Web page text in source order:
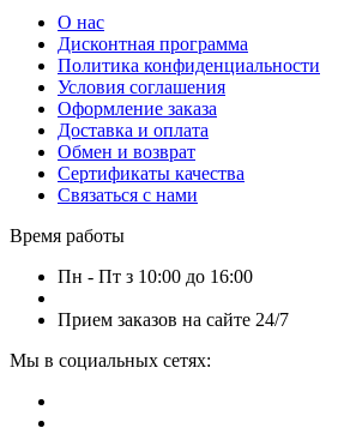
О нас
Дисконтная программа
Политика конфиденциальности
Условия соглашения
Оформление заказа
Доставка и оплата
Обмен и возврат
Сертификаты качества
Связаться с нами
Время работы
Пн - Пт з 10:00 до 16:00
Приeм заказов на сайте 24/7
Мы в социальных сетях: